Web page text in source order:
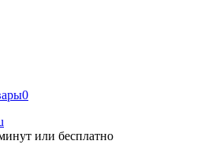
0
или бесплатно